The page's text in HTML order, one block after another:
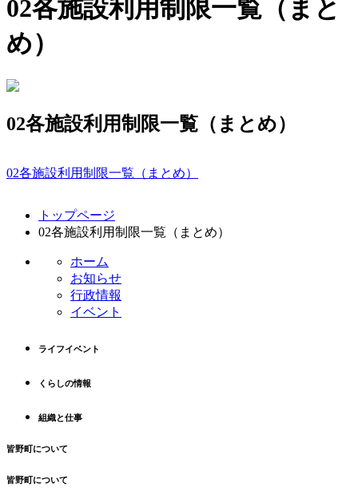
02各施設利用制限一覧（まと
め）
02各施設利用制限一覧（まとめ）
02各施設利用制限一覧（まとめ）
トップページ
02各施設利用制限一覧（まとめ）
ホーム
お知らせ
行政情報
イベント
ライフイベント
くらしの情報
組織と仕事
皆野町について
皆野町について